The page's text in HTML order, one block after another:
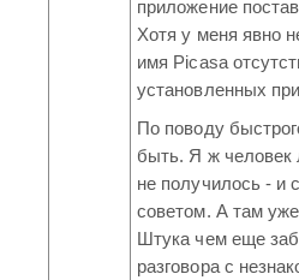
приложение
Хотя у меня явно
имя Picasa
установленных
По поводу
быть. Я ж человек
не получилось - и
советом. А там
Штука чем еще
разговора с